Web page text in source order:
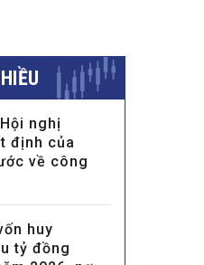
nghị
định của
về công
huy
tỷ đồng